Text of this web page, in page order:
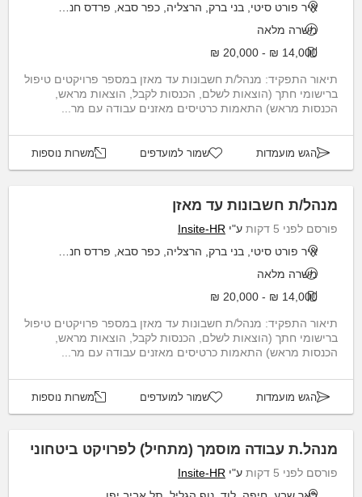
איר פורט סיטי, בני ברק, הרצליה, כפר סבא, פרדס חנה כרכור
משרה מלאה
14,000 ₪ - 20,000 ₪
תיאור התפקיד: מנהל/ת חשבונות עד מאזן במספר פרויקטים טיפול
ברישומי חתך (הוצאות לשלם, הכנסות לקבל, הוצאות מראש,
הכנסות מראש) התאמות כרטיסים מאזנים עבודה עם מר...
הגש מועמדות שמור למועדפים משרות נוספות
מנהל/ת חשבונות עד מאזן
פורסם לפני 5 דקות ע"י Insite-HR
איר פורט סיטי, בני ברק, הרצליה, כפר סבא, פרדס חנה כרכור
משרה מלאה
14,000 ₪ - 20,000 ₪
תיאור התפקיד: מנהל/ת חשבונות עד מאזן במספר פרויקטים טיפול
ברישומי חתך (הוצאות לשלם, הכנסות לקבל, הוצאות מראש,
הכנסות מראש) התאמות כרטיסים מאזנים עבודה עם מר...
הגש מועמדות שמור למועדפים משרות נוספות
מנהל.ת עבודה מוסמך (מתחיל) לפרויקט ביטחוני
פורסם לפני 5 דקות ע"י Insite-HR